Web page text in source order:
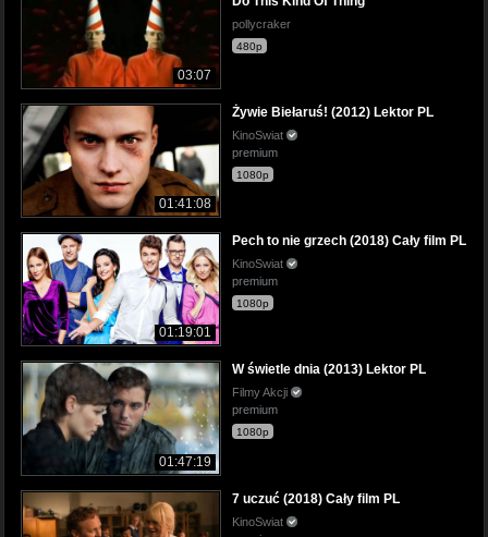
03:07
pollycraker
480p
01:41:08
Żywie Biełaruś! (2012) Lektor PL
KinoSwiat
premium
1080p
01:19:01
Pech to nie grzech (2018) Cały film PL
KinoSwiat
premium
1080p
01:47:19
W świetle dnia (2013) Lektor PL
Filmy Akcji
premium
1080p
7 uczuć (2018) Cały film PL
KinoSwiat